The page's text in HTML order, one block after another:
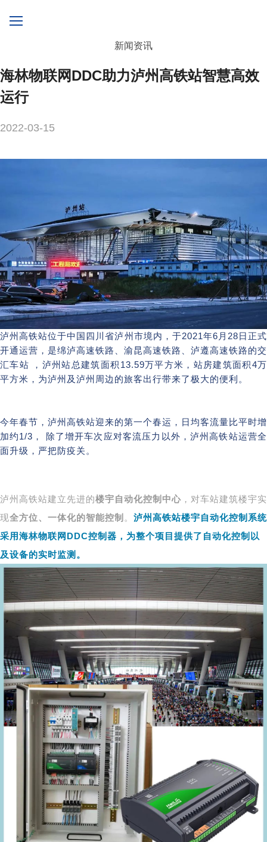
新闻资讯
海林物联网DDC助力泸州高铁站智慧高效
运行
2022-03-15
泸州高铁站位于中国四川省泸州市境内，于2021年6月28日正式
开通运营，是绵泸高速铁路、渝昆高速铁路、泸遵高速铁路的交
汇车站 ，泸州站总建筑面积13.59万平方米，站房建筑面积4万
平方米，为泸州及泸州周边的旅客出行带来了极大的便利。
今年春节，泸州高铁站迎来的第一个春运，日均客流量比平时增
加约1/3， 除了增开车次应对客流压力以外，泸州高铁站运营全
面升级，严把防疫关。
泸州高铁站建立先进的楼宇自动化控制中心 ，对车站建筑楼宇实
现全方位、一体化的智能控制 。 泸州高铁站楼宇自动化控制系统
采用海林物联网DDC控制器，为整个项目提供了自动化控制以
及设备的实时监测。